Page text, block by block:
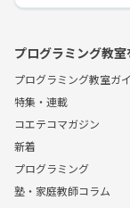
プログラミング教室
プログラミング教室ガ
特集・連載
コエテコマガジン
新着
プログラミング
塾・家庭教師コラム